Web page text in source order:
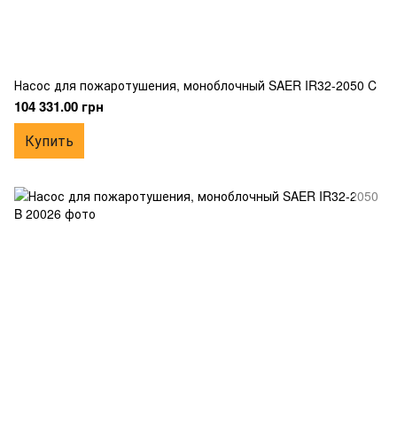
Насос для пожаротушения, моноблочный SAER IR32-2050 C
104 331.00 грн
Купить